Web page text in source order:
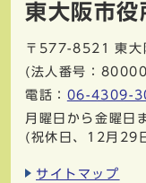
東大阪市役
〒577-8521
東大
(法人番号：
電話： 06-4309-
月曜日から金曜日
(祝休日、12月29
サイトマップ